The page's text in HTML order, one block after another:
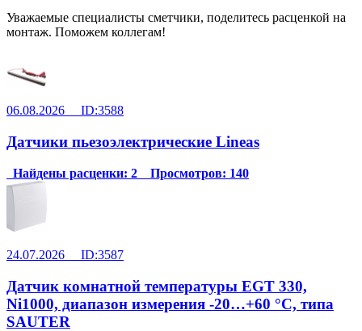
Уважаемые специалисты сметчики, поделитесь расценкой на
монтаж. Поможем коллегам!
06.08.2026 ID:3588
Датчики пьезоэлектрические Lineas
Найдены расценки: 2 Просмотров: 140
24.07.2026 ID:3587
Датчик комнатной температуры EGT 330,
Ni1000, диапазон измерения -20…+60 °C, типа
SAUTER